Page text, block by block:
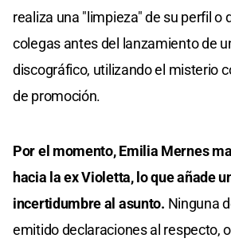
realiza una "limpieza" de su perfil o
colegas antes del lanzamiento de
discográfico, utilizando el misterio
de promoción.
Por el momento, Emilia Mernes
hacia la ex Violetta, lo que añade
incertidumbre al asunto. Ninguna
emitido declaraciones al respecto,